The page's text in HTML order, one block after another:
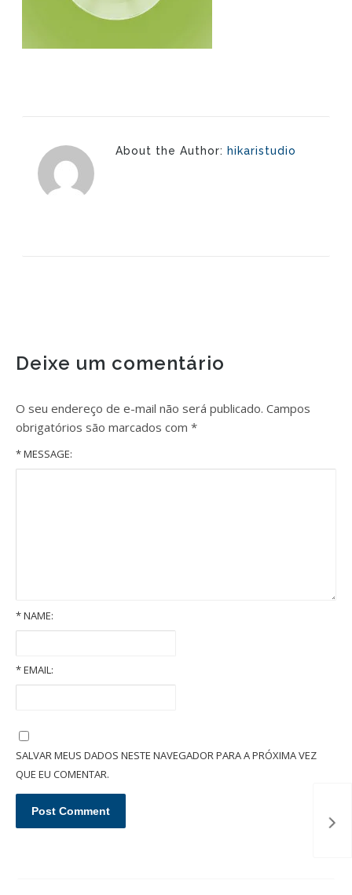
About the Author: hikaristudio
Deixe um comentário
O seu endereço de e-mail não será publicado. Campos
obrigatórios são marcados com *
* MESSAGE:
*NAME:
*EMAIL:
SALVAR MEUS DADOS NESTE NAVEGADOR PARA A PRÓXIMA VEZ
QUE EU COMENTAR.